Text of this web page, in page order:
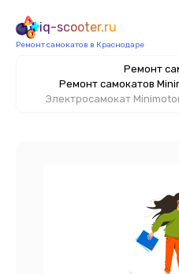
iq-scooter.ru
Ремонт самокатов в Краснодаре
Ремонт
Ремонт самокатов
Электросамокат